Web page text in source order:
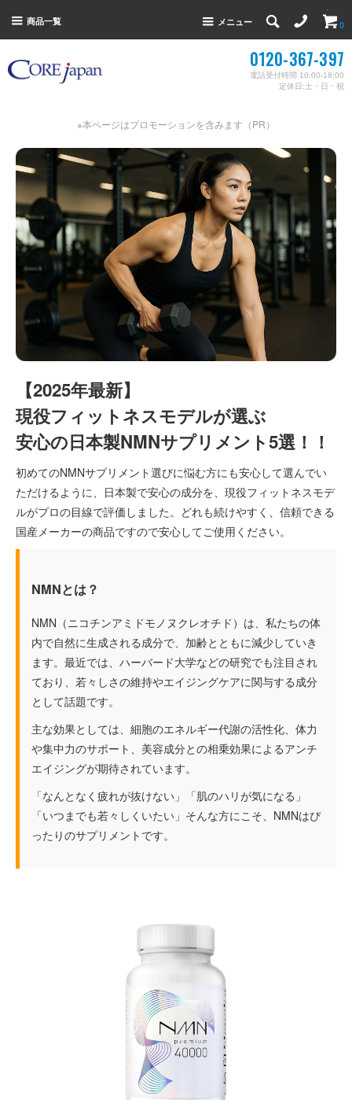
商品一覧 メニュー 0
0120-367-397
電話受付時間 10:00-18:00
定休日:土・日・祝
※本ページはプロモーションを含みます（PR）
【2025年最新】
現役フィットネスモデルが選ぶ
安心の日本製NMNサプリメント5選！！
初めてのNMNサプリメント選びに悩む方にも安心して選んでい
ただけるように、日本製で安心の成分を、現役フィットネスモデ
ルがプロの目線で評価しました。どれも続けやすく、信頼できる
国産メーカーの商品ですので安心してご使用ください。
NMNとは？
NMN（ニコチンアミドモノヌクレオチド）は、私たちの体
内で自然に生成される成分で、加齢とともに減少していき
ます。最近では、ハーバード大学などの研究でも注目され
ており、若々しさの維持やエイジングケアに関与する成分
として話題です。
主な効果としては、細胞のエネルギー代謝の活性化、体力
や集中力のサポート、美容成分との相乗効果によるアンチ
エイジングが期待されています。
「なんとなく疲れが抜けない」「肌のハリが気になる」
「いつまでも若々しくいたい」そんな方にこそ、NMNはぴ
ったりのサプリメントです。